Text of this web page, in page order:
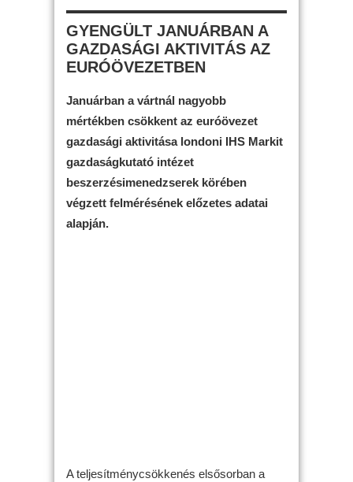
GYENGÜLT JANUÁRBAN A
GAZDASÁGI AKTIVITÁS AZ
EURÓÖVEZETBEN
Januárban a vártnál nagyobb
mértékben csökkent az euróövezet
gazdasági aktivitása londoni IHS Markit
gazdaságkutató intézet
beszerzésimenedzserek körében
végzett felmérésének előzetes adatai
alapján.
A teljesítménycsökkenés elsősorban a